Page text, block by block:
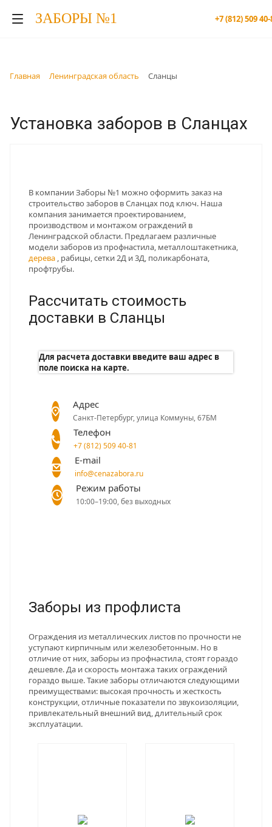
ЗАБОРЫ №1 +7 (812) 509
Главная Ленинградская область Сланцы
Установка заборов в Сланцах
В компании Заборы №1 можно оформить заказ на
строительство заборов в Сланцах под ключ. Наша
компания занимается проектированием,
производством и монтажом ограждений в
Ленинградской области. Предлагаем различные
модели заборов из профнастила, металлоштакетника,
дерева , рабицы, сетки 2Д и 3Д, поликарбоната,
профтрубы.
Рассчитать стоимость
доставки в Сланцы
Для расчета доставки введите ваш адрес в
поле поиска на карте.
Адрес
Санкт-Петербург, улица Коммуны, 67БМ
Телефон
+7 (812) 509 40-81
E-mail
info@cenazabora.ru
Режим работы
10:00–19:00, без выходных
Заборы из профлиста
Ограждения из металлических листов по прочности не
уступают кирпичным или железобетонным. Но в
отличие от них, заборы из профнастила, стоят гораздо
дешевле. Да и скорость монтажа таких ограждений
гораздо выше. Такие заборы отличаются следующими
преимуществами: высокая прочность и жесткость
конструкции, отличные показатели по звукоизоляции,
привлекательный внешний вид, длительный срок
эксплуатации.